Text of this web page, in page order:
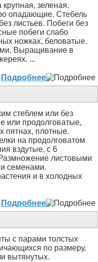
крупная, зеленая.
опадающие. Стебель
листьев. Побеги без
побеги слабо
ножках, беловатые.
Выращивание в
...
Подробнее
стеблем или без
или продолговатые,
пятнах, плотные.
на продолговатом
вздутые, с 6
листовыми
семенами.
и в холодных
Подробнее
с парами толстых
по размеру,
вытянутых.